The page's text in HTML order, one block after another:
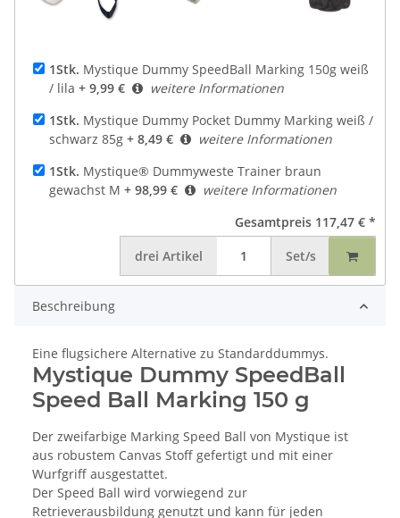
1Stk. Mystique Dummy SpeedBall Marking 150g weiß
/ lila + 9,99 €
weitere Informationen
1Stk. Mystique Dummy Pocket Dummy Marking weiß /
schwarz 85g + 8,49 €
weitere Informationen
1Stk. Mystique® Dummyweste Trainer braun
gewachst M + 98,99 €
weitere Informationen
Gesamtpreis 117,47 € *
drei Artikel Set/s
Beschreibung
Eine flugsichere Alternative zu Standarddummys.
Mystique Dummy SpeedBall
Speed Ball Marking 150 g
Der zweifarbige Marking Speed Ball von Mystique ist
aus robustem Canvas Stoff gefertigt und mit einer
Wurfgriff ausgestattet.
Der Speed Ball wird vorwiegend zur
Retrieverausbildung genutzt und kann für jeden